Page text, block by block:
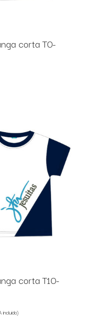
corta T0-
corta T10-
incluido)